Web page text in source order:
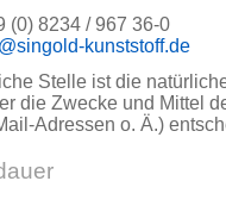
(0) 8234 / 967 36-0
kunststoff.de
Stelle ist die
die Zwecke und Mittel
Adressen o. Ä.)